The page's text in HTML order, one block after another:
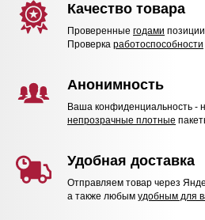
Качество товара
Проверенные годами
Проверка работоспособности
Анонимность
Ваша конфиденциальность -
непрозрачные плотные
Удобная доставка
Отправляем товар через
а также любым удобным для